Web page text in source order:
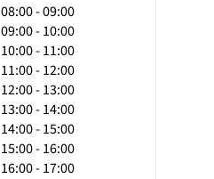
08:00 - 09:00
09:00 - 10:00
10:00 - 11:00
11:00 - 12:00
12:00 - 13:00
13:00 - 14:00
14:00 - 15:00
15:00 - 16:00
16:00 - 17:00